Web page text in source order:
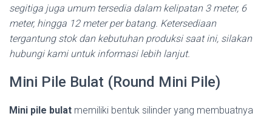
segitiga juga umum tersedia dalam kelipatan 3 meter, 6
meter, hingga 12 meter per batang. Ketersediaan
tergantung stok dan kebutuhan produksi saat ini, silakan
hubungi kami untuk informasi lebih lanjut.
Mini Pile Bulat (Round Mini Pile)
Mini pile bulat memiliki bentuk silinder yang membuatnya